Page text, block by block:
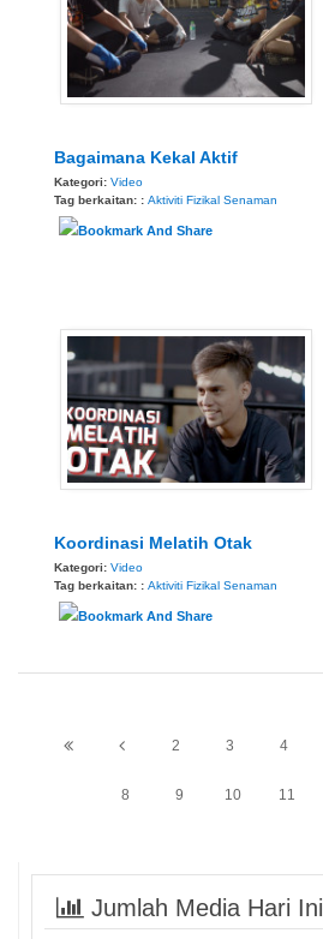
Bagaimana Kekal Aktif
Kategori: Video
Tag berkaitan: : Aktiviti Fizikal Senaman
Koordinasi Melatih Otak
Kategori: Video
Tag berkaitan: : Aktiviti Fizikal Senaman
2 3 4
8 9 10 11
Jumlah Media Hari Ini